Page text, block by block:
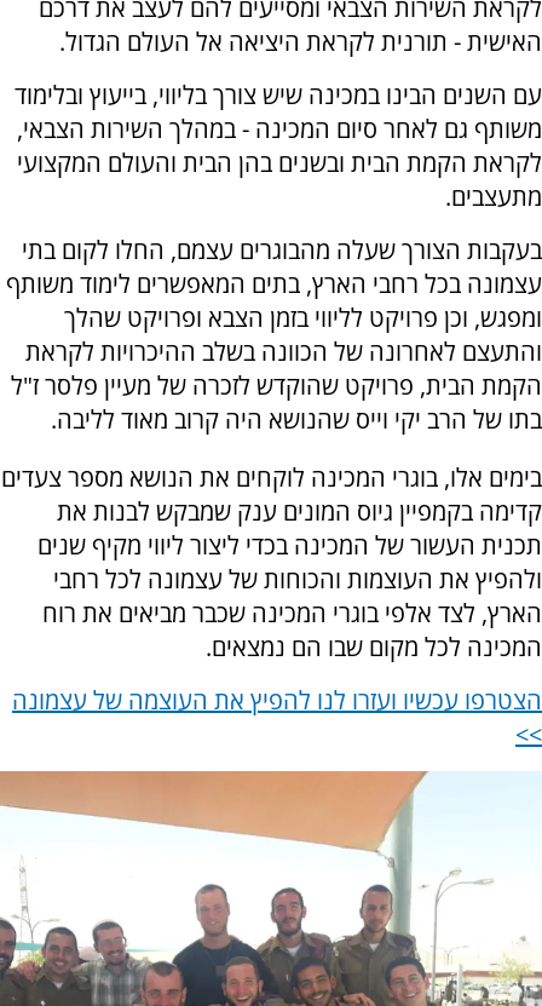
לקראת השירות הצבאי ומסייעים להם לעצב את דרכם
האישית - תורנית לקראת היציאה אל העולם הגדול.
עם השנים הבינו במכינה שיש צורך בליווי, בייעוץ ובלימוד
משותף גם לאחר סיום המכינה - במהלך השירות הצבאי,
לקראת הקמת הבית ובשנים בהן הבית והעולם המקצועי
מתעצבים.
בעקבות הצורך שעלה מהבוגרים עצמם, החלו לקום בתי
עצמונה בכל רחבי הארץ, בתים המאפשרים לימוד משותף
ומפגש, וכן פרויקט לליווי בזמן הצבא ופרויקט שהלך
והתעצם לאחרונה של הכוונה בשלב ההיכרויות לקראת
הקמת הבית, פרויקט שהוקדש לזכרה של מעיין פלסר ז"ל
בתו של הרב יקי וייס שהנושא היה קרוב מאוד לליבה.
בימים אלו, בוגרי המכינה לוקחים את הנושא מספר צעדים
קדימה בקמפיין גיוס המונים ענק שמבקש לבנות את
תכנית העשור של המכינה בכדי ליצור ליווי מקיף שנים
ולהפיץ את העוצמות והכוחות של עצמונה לכל רחבי
הארץ, לצד אלפי בוגרי המכינה שכבר מביאים את רוח
המכינה לכל מקום שבו הם נמצאים.
הצטרפו עכשיו ועזרו לנו להפיץ את העוצמה של עצמונה
>>